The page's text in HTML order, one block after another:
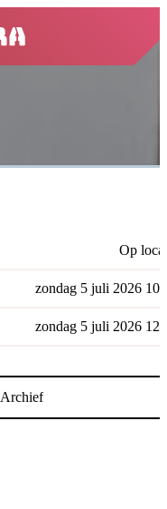
home
Op
zondag 5 juli 2026
zondag 5 juli 2026
Archief